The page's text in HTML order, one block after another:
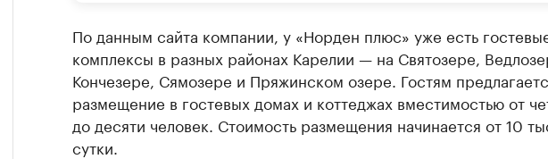
По данным сайта компании, у «Норден плюс» уже есть
комплексы в разных районах Карелии — на Святозере,
Кончезере, Сямозере и Пряжинском озере. Гостям
размещение в гостевых домах и коттеджах вместимостью от
до десяти человек. Стоимость размещения начинается от 10
сутки.